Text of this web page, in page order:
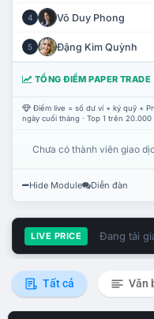
4 Võ Duy Phong
5 Đặng Kim Quỳnh
TỔNG ĐIỂM PAPER TRADE
Điểm live = số dư ví + ký quỹ +
ngày cuối tháng · Top 1 trên 20.000
Chưa có thành viên giao
Hide Module Diễn đàn
LIVE PRICE Đang tải
Tất cả Văn